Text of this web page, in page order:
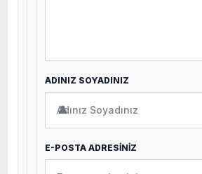
ADINIZ SOYADINIZ
👤
E-POSTA ADRESİNİZ